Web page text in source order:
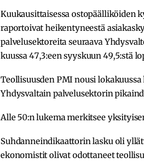
Kuukausittaisessa ostopäälliköiden
raportoivat heikentyneestä
palvelusektoreita seuraava
kuussa 47,3:een syyskuun 49,5:stä
Teollisuusden PMI nousi
Yhdysvaltain palvelusektorin
Alle 50:n lukema merkitsee
Suhdanneindikaattorin lasku oli
ekonomistit olivat odottaneet